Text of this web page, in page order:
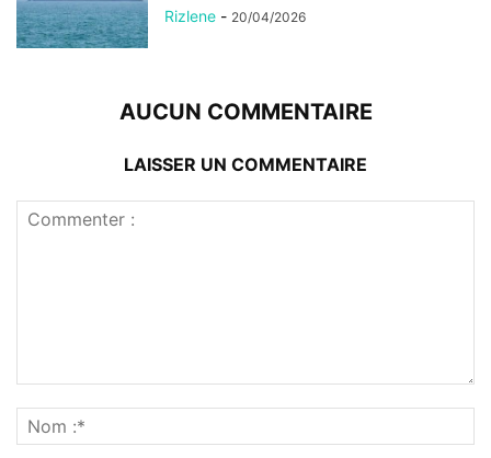
Rizlene - 20/04/2026
AUCUN COMMENTAIRE
LAISSER UN COMMENTAIRE